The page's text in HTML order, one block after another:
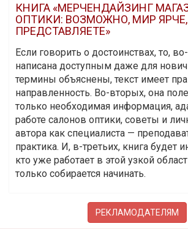
КНИГА «МЕРЧЕНДАЙЗИНГ
ОПТИКИ: ВОЗМОЖНО, МИР
ПРЕДСТАВЛЯЕТЕ»
Если говорить о достоинствах, то,
написана доступным даже для
термины объяснены, текст имеет
направленность. Во-вторых, она
только необходимая информация,
работе салонов оптики, советы и
автора как специалиста —
практика. И, в-третьих, книга будет
кто уже работает в этой узкой
только собирается начинать.
РЕКЛАМОДАТЕЛЯМ